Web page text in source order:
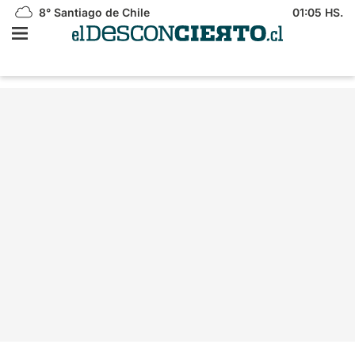
8° Santiago de Chile 01:05 HS.